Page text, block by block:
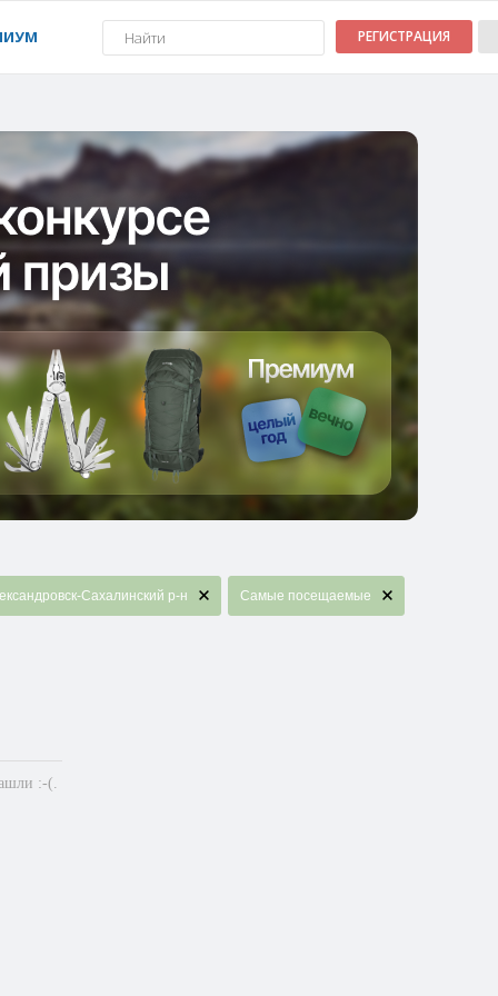
РЕГИСТРАЦИЯ
Сахалинский р-н Самые посещаемые
:-(.